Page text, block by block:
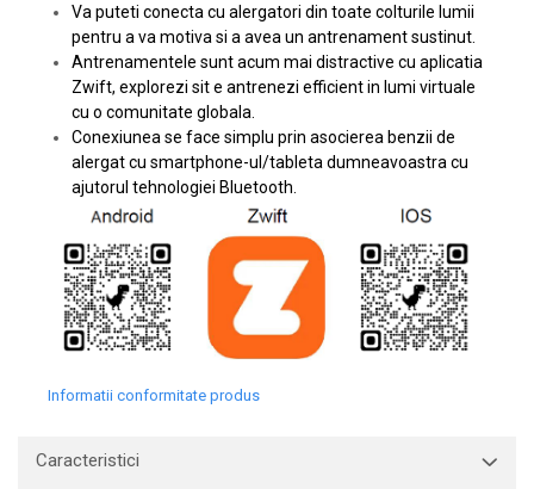
Va puteti conecta cu alergatori din toate colturile lumii
pentru a va motiva si a avea un antrenament sustinut.
Antrenamentele sunt acum mai distractive cu aplicatia
Zwift, explorezi sit e antrenezi efficient in lumi virtuale
cu o comunitate globala.
Conexiunea se face simplu prin asocierea benzii de
alergat cu smartphone-ul/tableta dumneavoastra cu
ajutorul tehnologiei Bluetooth.
Informatii conformitate produs
Caracteristici